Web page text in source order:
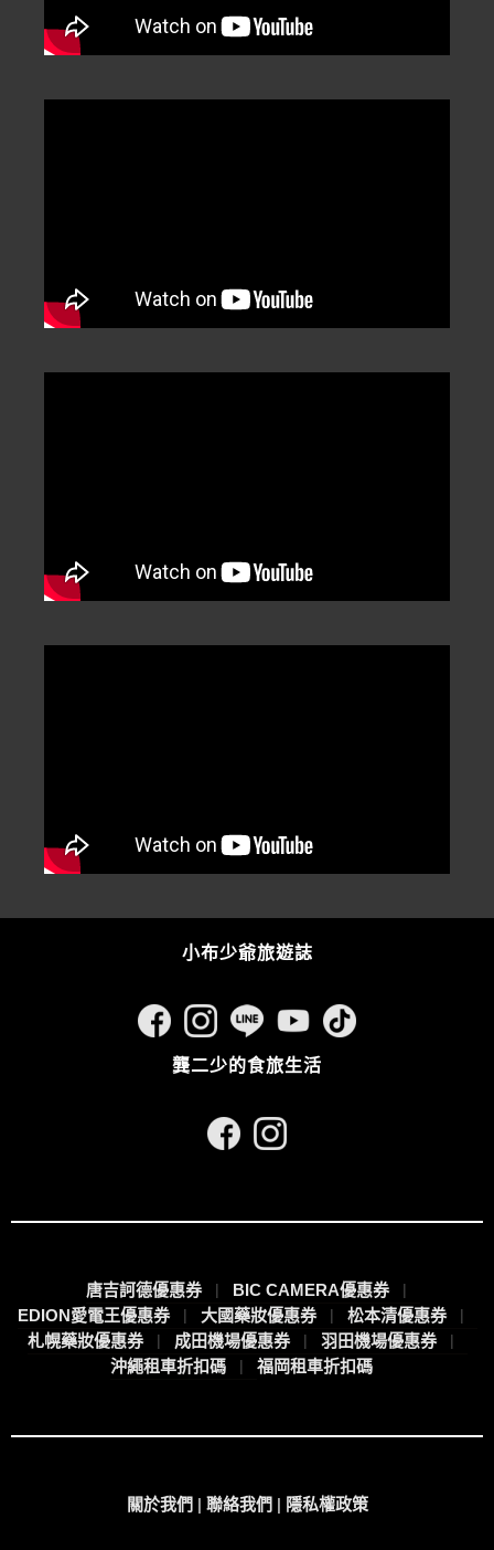
小布少爺旅遊誌
龔二少的食旅生活
唐吉訶德優惠券
BIC CAMERA優惠券
EDION愛電王優惠券
大國藥妝優惠券
松本清優惠券
札幌藥妝優惠券
成田機場優惠券
羽田機場優惠券
沖繩租車折扣碼
福岡租車折扣碼
關於我們 | 聯絡我們 | 隱私權政策